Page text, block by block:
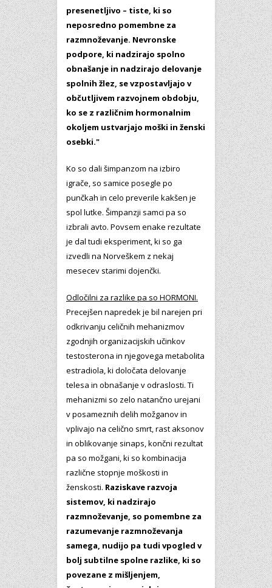
presenetljivo – tiste, ki so
neposredno pomembne za
razmnoževanje. Nevronske
podpore, ki nadzirajo spolno
obnašanje in nadzirajo delovanje
spolnih žlez, se vzpostavljajo v
občutljivem razvojnem obdobju,
ko se z različnim hormonalnim
okoljem ustvarjajo moški in ženski
osebki."
Ko so dali šimpanzom na izbiro
igrače, so samice posegle po
punčkah in celo preverile kakšen je
spol lutke. Šimpanzji samci pa so
izbrali avto. Povsem enake rezultate
je dal tudi eksperiment, ki so ga
izvedli na Norveškem z nekaj
mesecev starimi dojenčki.
Odločilni za razlike pa so HORMONI.
Precejšen napredek je bil narejen pri
odkrivanju celičnih mehanizmov
zgodnjih organizacijskih učinkov
testosterona in njegovega metabolita
estradiola, ki določata delovanje
telesa in obnašanje v odraslosti. Ti
mehanizmi so zelo natančno urejani
v posameznih delih možganov in
vplivajo na celično smrt, rast aksonov
in oblikovanje sinaps, končni rezultat
pa so možgani, ki so kombinacija
različne stopnje moškosti in
ženskosti. Raziskave razvoja
sistemov, ki nadzirajo
razmnoževanje, so pomembne za
razumevanje razmnoževanja
samega, nudijo pa tudi vpogled v
bolj subtilne spolne razlike, ki so
povezane z mišljenjem,